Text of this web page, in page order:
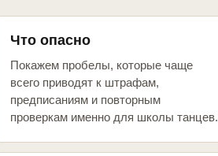
Что опасно
Покажем пробелы, которые чаще
всего приводят к штрафам,
предписаниям и повторным
проверкам именно для школы танцев.